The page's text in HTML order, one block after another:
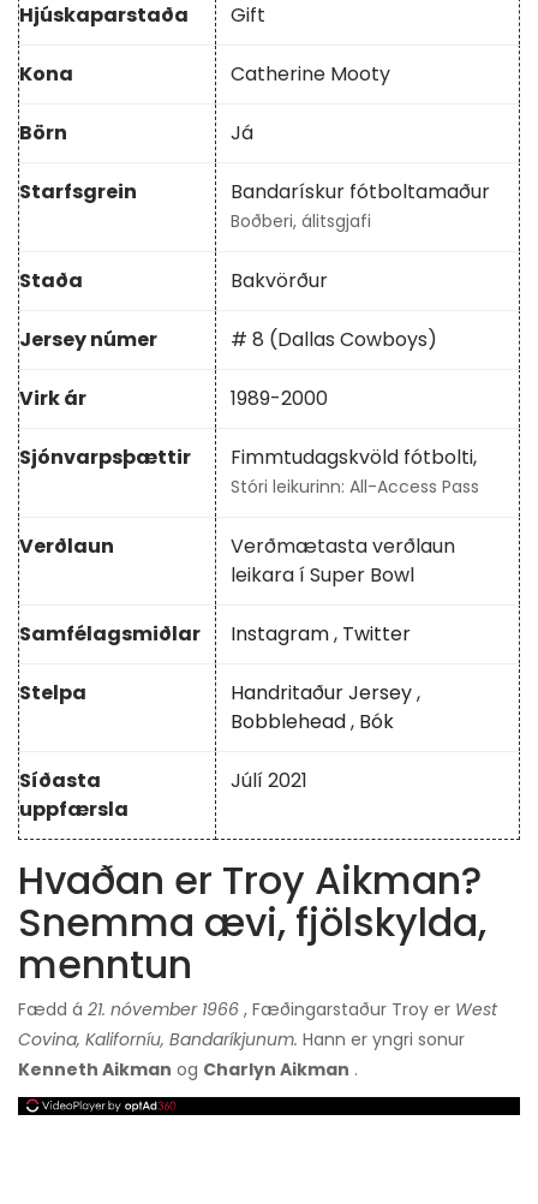
Hjúskaparstaða Gift
Kona Catherine Mooty
Börn Já
Starfsgrein Bandarískur fótboltamaður
Boðberi, álitsgjafi
Staða Bakvörður
Jersey númer # 8 (Dallas Cowboys)
Virk ár 1989-2000
Sjónvarpsþættir Fimmtudagskvöld fótbolti,
Stóri leikurinn: All-Access Pass
Verðlaun
Verðmætasta verðlaun
leikara í Super Bowl
Samfélagsmiðlar Instagram, Twitter
Stelpa Handritaður Jersey,
Bobblehead, Bók
Síðasta
uppfærsla
Júlí 2021
Hvaðan er Troy Aikman?
Snemma ævi, fjölskylda,
menntun
Fædd á 21. nóvember 1966 , Fæðingarstaður Troy er West
Covina, Kaliforníu, Bandaríkjunum. Hann er yngri sonur
Kenneth Aikman og Charlyn Aikman .